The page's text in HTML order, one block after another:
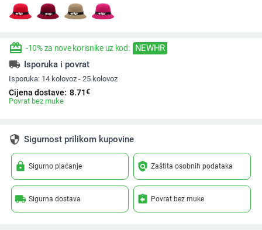
redeem -10% za nove korisnike uz kod: NEWHR
local_shipping Isporuka i povrat
Isporuka: 14 kolovoz - 25 kolovoz
Cijena dostave: 8.71€
Povrat bez muke
security Sigurnost prilikom kupovine
lock Sigurno plaćanje policy Zaštita osobnih podataka
local_shipping Sigurna dostava assignment_return Povrat bez muke